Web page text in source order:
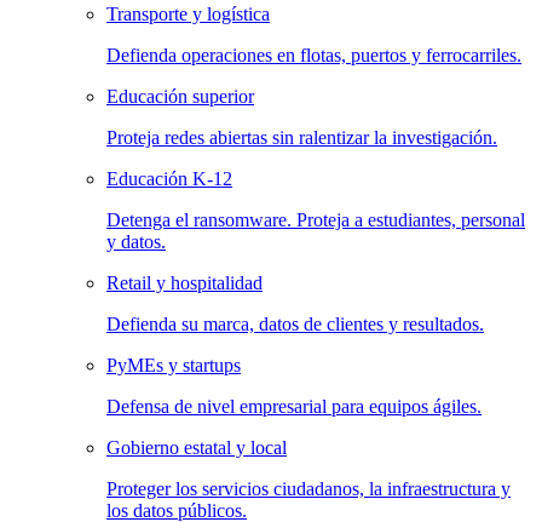
Transporte y logística
Defienda operaciones en flotas, puertos y ferrocarriles.
Educación superior
Proteja redes abiertas sin ralentizar la investigación.
Educación K-12
Detenga el ransomware. Proteja a estudiantes, personal
y datos.
Retail y hospitalidad
Defienda su marca, datos de clientes y resultados.
PyMEs y startups
Defensa de nivel empresarial para equipos ágiles.
Gobierno estatal y local
Proteger los servicios ciudadanos, la infraestructura y
los datos públicos.